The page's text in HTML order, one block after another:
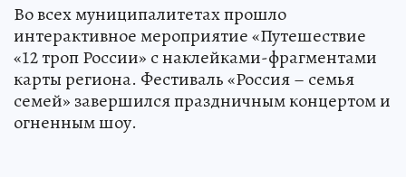
Во всех муниципалитетах прошло
интерактивное мероприятие «Путешествие
«12 троп России» с наклейками-фрагментами
карты региона. Фестиваль «Россия – семья
семей» завершился праздничным концертом и
огненным шоу.